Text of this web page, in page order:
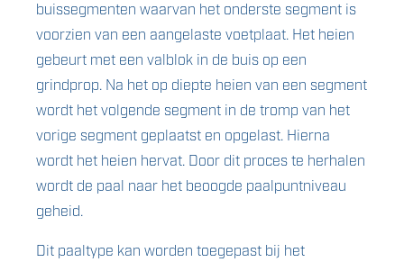
buissegmenten waarvan het onderste segment is
voorzien van een aangelaste voetplaat. Het heien
gebeurt met een valblok in de buis op een
grindprop. Na het op diepte heien van een segment
wordt het volgende segment in de tromp van het
vorige segment geplaatst en opgelast. Hierna
wordt het heien hervat. Door dit proces te herhalen
wordt de paal naar het beoogde paalpuntniveau
geheid.
Dit paaltype kan worden toegepast bij het